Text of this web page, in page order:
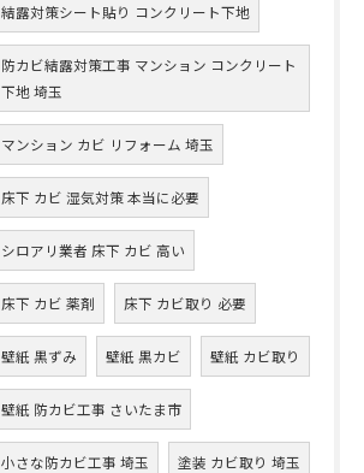
結露対策シート貼り コンクリート下地
防カビ結露対策工事 マンション コンクリート
下地 埼玉
マンション カビ リフォーム 埼玉
床下 カビ 湿気対策 本当に必要
シロアリ業者 床下 カビ 高い
床下 カビ 薬剤 床下 カビ取り 必要
壁紙 黒ずみ 壁紙 黒カビ 壁紙 カビ取り
壁紙 防カビ工事 さいたま市
小さな防カビ工事 埼玉 塗装 カビ取り 埼玉